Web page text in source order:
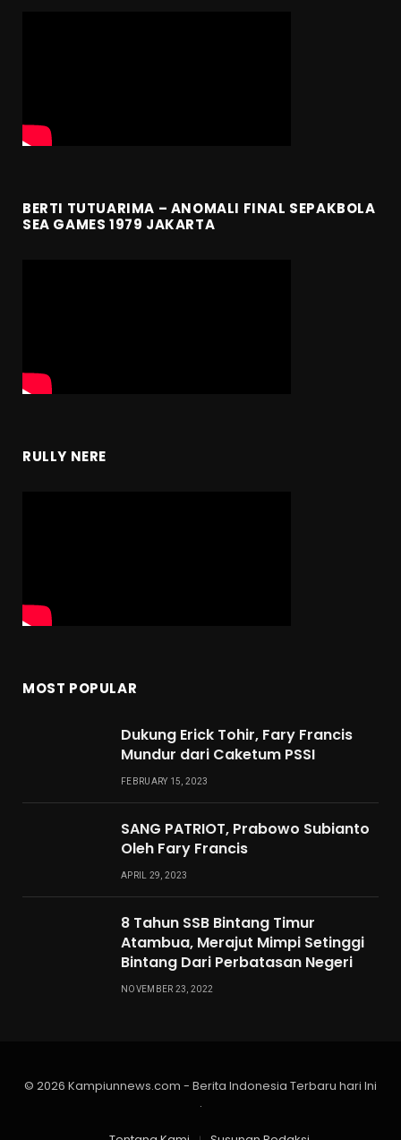
BERTI TUTUARIMA – ANOMALI FINAL SEPAKBOLA
SEA GAMES 1979 JAKARTA
RULLY NERE
MOST POPULAR
Dukung Erick Tohir, Fary Francis
Mundur dari Caketum PSSI
FEBRUARY 15, 2023
SANG PATRIOT, Prabowo Subianto
Oleh Fary Francis
APRIL 29, 2023
8 Tahun SSB Bintang Timur
Atambua, Merajut Mimpi Setinggi
Bintang Dari Perbatasan Negeri
NOVEMBER 23, 2022
© 2026 Kampiunnews.com - Berita Indonesia Terbaru hari Ini
.